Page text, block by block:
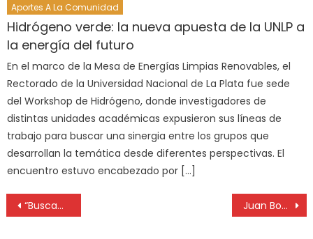
Aportes A La Comunidad
Hidrógeno verde: la nueva apuesta de la UNLP a
la energía del futuro
En el marco de la Mesa de Energías Limpias Renovables, el
Rectorado de la Universidad Nacional de La Plata fue sede
del Workshop de Hidrógeno, donde investigadores de
distintas unidades académicas expusieron sus líneas de
trabajo para buscar una sinergia entre los grupos que
desarrollan la temática desde diferentes perspectivas. El
encuentro estuvo encabezado por […]
“Buscamos llevarle agua de buena calidad a pueblos rurales con menos de 2.000 habitantes” Juan Boullosa, anestesiólogo: «Apostar al diálogo y la responsabilidad para atravesar la crisis»